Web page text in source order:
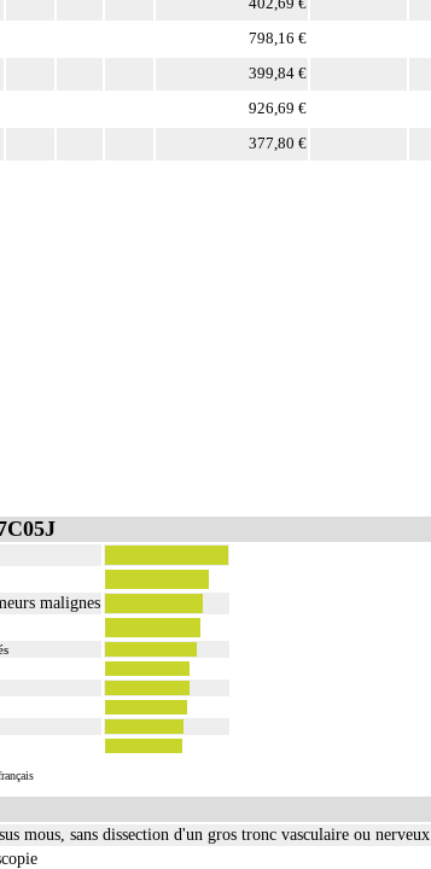
798,16 €
399,84 €
926,69 €
377,80 €
malignes
mous, sans dissection d'un gros tronc vasculaire ou nerveux